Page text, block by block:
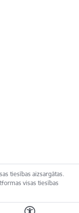
tiesības aizsargātas.
visas tiesības